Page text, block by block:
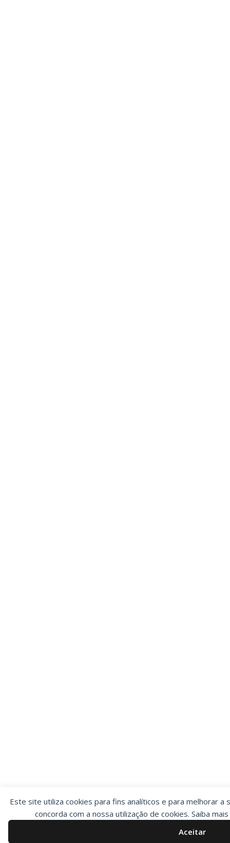
Este site utiliza cookies para fins analíticos e para melhorar a
concorda com a nossa utilização de cookies. Saiba
Aceitar